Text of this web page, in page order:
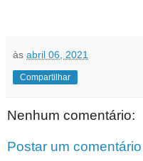
às abril 06, 2021
Compartilhar
Nenhum comentário:
Postar um comentário